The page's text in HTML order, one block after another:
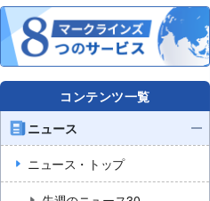
コンテンツ一覧
ニュース
ニュース・トップ